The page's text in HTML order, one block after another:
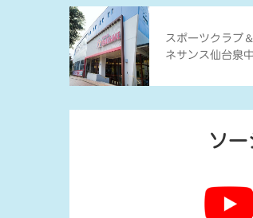
スポーツクラブ ＆
ネサンス仙台泉
ソ